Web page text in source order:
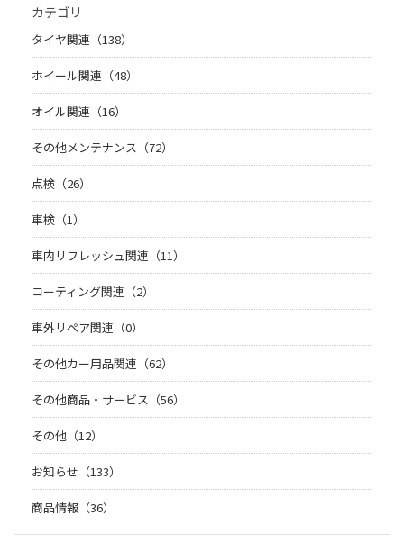
カテゴリ
タイヤ関連（138）
ホイール関連（48）
オイル関連（16）
その他メンテナンス（72）
点検（26）
車検（1）
車内リフレッシュ関連（11）
コーティング関連（2）
車外リペア関連（0）
その他カー用品関連（62）
その他商品・サービス（56）
その他（12）
お知らせ（133）
商品情報（36）